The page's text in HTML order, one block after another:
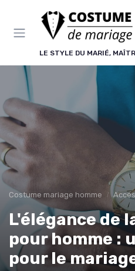
LE STYLE DU MARIÉ,
Costume mariage homme
L'élégance de
pour homme :
pour le